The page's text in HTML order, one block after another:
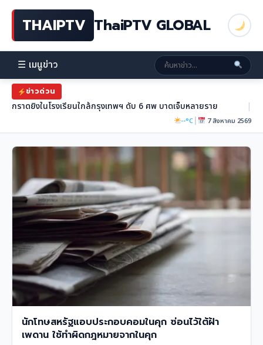
THAIPTV ThaiPTV GLOBAL
☰ เมนูข่าว
ข่าวด่วน
กราดยิงในโรงเรียนใกล้กรุงเทพฯ ดับ 6 ศพ บาดเจ็บหลายราย |
--°C| 7 สิงหาคม 2569
นักโทษสหรัฐแอบประกอบคอมในคุก ซ่อนไว้ใต้ฝ้า
เพดาน ใช้ทำผิดกฎหมายจากในคุก